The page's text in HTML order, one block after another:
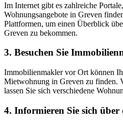
Im Internet gibt es zahlreiche
Wohnungsangebote in Greven
Plattformen, um einen Überblick
Greven zu bekommen.
3. Besuchen Sie
Immobilienmakler vor Ort können
Mietwohnung in Greven zu finden.
lassen Sie sich verschiedene
4. Informieren Sie sich